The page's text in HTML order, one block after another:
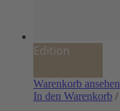
Edition
Warenkorb ansehen
In den Warenkorb /